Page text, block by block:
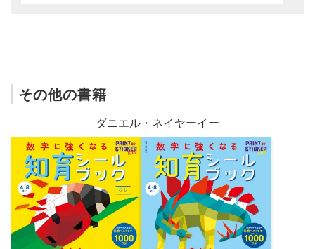
その他の書籍
ダニエル・ネイヤーイー